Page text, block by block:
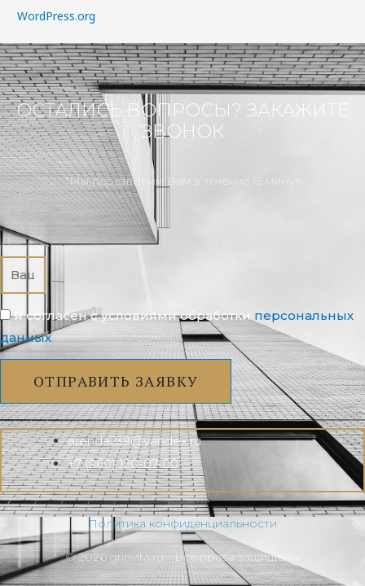
WordPress.org
ОСТАЛИСЬ ВОПРОСЫ? ЗАКАЖИТЕ
ЗВОНОК
*Мы перезвоним Вам в течение 15 минут
Я согласен с условиями обработки перcональных
данных
ОТПРАВИТЬ ЗАЯВКУ
arenda239@yandex.ru
+7 (960) 120-07-00
Политика конфиденциальности
© 2026 grinvita.ru - Все права защищены